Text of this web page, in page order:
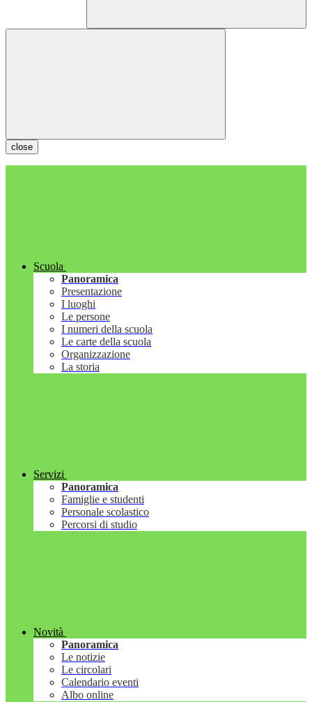
close
Scuola
Panoramica
Presentazione
I luoghi
Le persone
I numeri della scuola
Le carte della scuola
Organizzazione
La storia
Servizi
Panoramica
Famiglie e studenti
Personale scolastico
Percorsi di studio
Novità
Panoramica
Le notizie
Le circolari
Calendario eventi
Albo online